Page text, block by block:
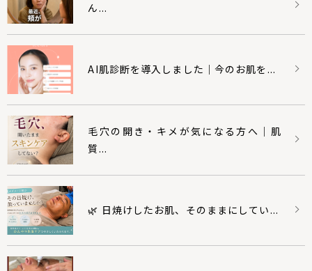
ん...
AI肌診断を導入しました｜今のお肌を...
毛穴の開き・キメが気になる方へ｜肌
質...
🌿 日焼けしたお肌、そのままにしてい...